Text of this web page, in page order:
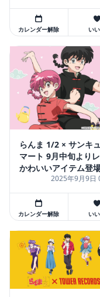
カレンダー解除 い
らんま 1/2 × サンキ
マート 9月中旬より
かわいいアイテム登
2025年9月9日
カレンダー解除 い